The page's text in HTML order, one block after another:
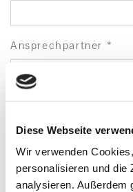
Diese Webseite
Wir verwenden
personalisieren und die
analysieren. Außerdem
Ansprechpartner *
Strasse
LKZ